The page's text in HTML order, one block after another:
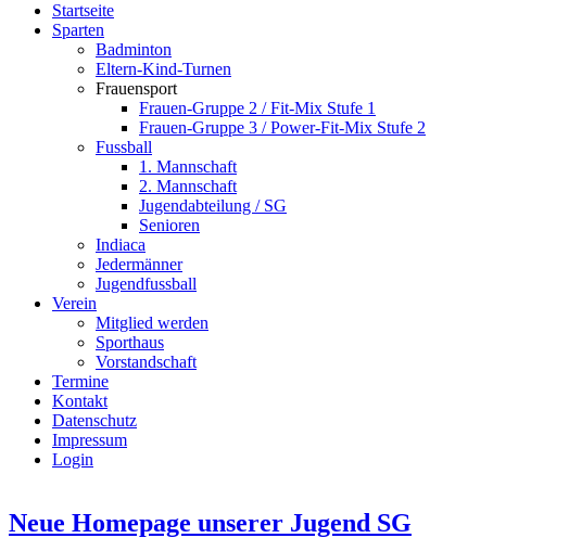
Hauptmenü
Startseite
Sparten
Badminton
Eltern-Kind-Turnen
Frauensport
Frauen-Gruppe 2 / Fit-Mix Stufe 1
Frauen-Gruppe 3 / Power-Fit-Mix Stufe 2
Fussball
1. Mannschaft
2. Mannschaft
Jugendabteilung / SG
Senioren
Indiaca
Jedermänner
Jugendfussball
Verein
Mitglied werden
Sporthaus
Vorstandschaft
Termine
Kontakt
Datenschutz
Impressum
Login
Neue Homepage unserer Jugend SG